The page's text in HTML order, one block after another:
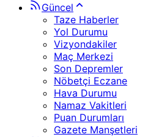
Güncel
Taze Haberler
Yol Durumu
Vizyondakiler
Maç Merkezi
Son Depremler
Nöbetçi Eczane
Hava Durumu
Namaz Vakitleri
Puan Durumları
Gazete Manşetleri